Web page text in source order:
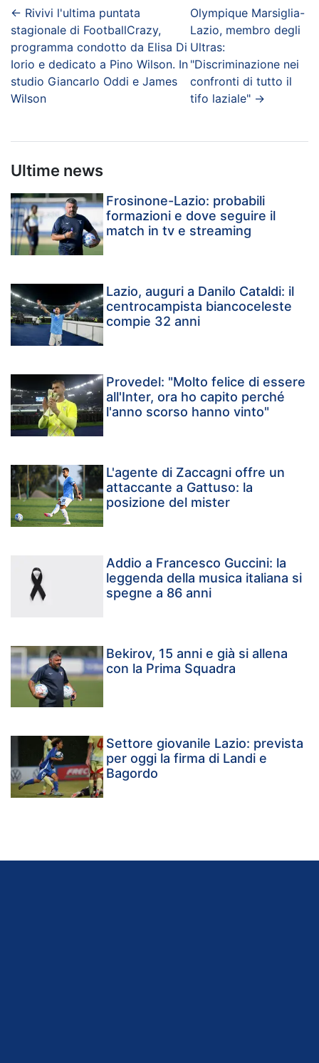
← Rivivi l'ultima puntata
stagionale di FootballCrazy,
programma condotto da Elisa Di
Iorio e dedicato a Pino Wilson. In
studio Giancarlo Oddi e James
Wilson
Olympique Marsiglia-
Lazio, membro degli
Ultras:
"Discriminazione nei
confronti di tutto il
tifo laziale" →
Ultime news
Frosinone-Lazio: probabili
formazioni e dove seguire il
match in tv e streaming
Lazio, auguri a Danilo Cataldi: il
centrocampista biancoceleste
compie 32 anni
Provedel: "Molto felice di essere
all'Inter, ora ho capito perché
l'anno scorso hanno vinto"
L'agente di Zaccagni offre un
attaccante a Gattuso: la
posizione del mister
Addio a Francesco Guccini: la
leggenda della musica italiana si
spegne a 86 anni
Bekirov, 15 anni e già si allena
con la Prima Squadra
Settore giovanile Lazio: prevista
per oggi la firma di Landi e
Bagordo